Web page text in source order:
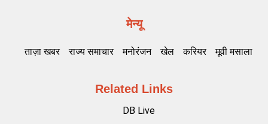
मेन्यू
ताज़ा खबर राज्य समाचार मनोरंजन खेल करियर मूवी मसाला
Related Links
DB Live